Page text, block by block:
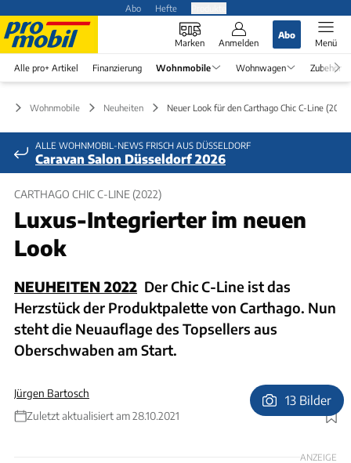
Abo Hefte
Marken Anmelden
Abo
Menü
Alle pro+ Artikel Finanzierung Wohnmobile Wohnwagen Zubehör
Wohnmobile Neuheiten Neuer Look für den Carthago Chic C-Line (2022)
ALLE WOHNMOBIL-NEWS FRISCH AUS DÜSSELDORF
Caravan Salon Düsseldorf 2026
CARTHAGO CHIC C-LINE (2022)
Luxus-Integrierter im neuen
Look
NEUHEITEN 2022 Der Chic C-Line ist das
Herzstück der Produktpalette von Carthago. Nun
steht die Neuauflage des Topsellers aus
Oberschwaben am Start.
Jürgen Bartosch
Zuletzt aktualisiert am 28.10.2021
Foto: Frank Eppler
13 Bilder
ANZEIGE